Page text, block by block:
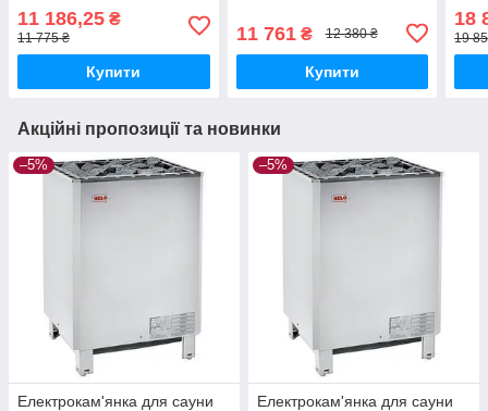
11 186,25 ₴
11 775 ₴
Купити
11 761₴ 12 380 ₴
Купити
18
19
Акційні пропозиції та новинки
–5%
Електрокам'янка для сауни
–5%
Електрокам'янка для сауни